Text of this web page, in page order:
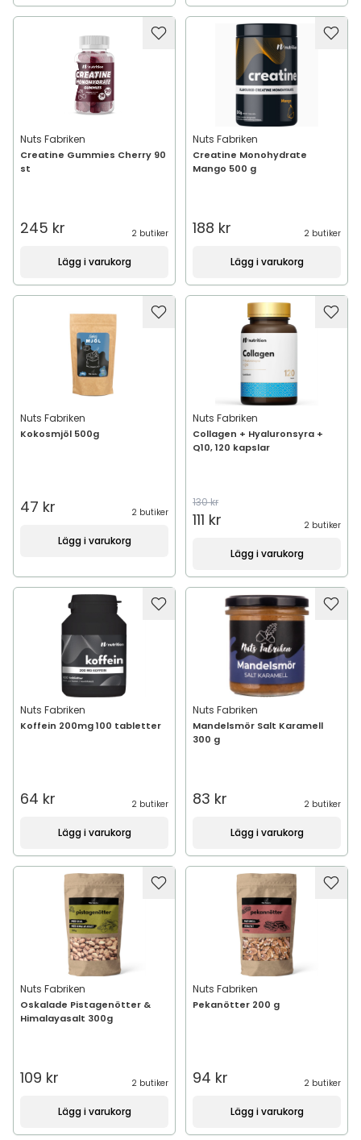
Nuts Fabriken
Creatine Gummies Cherry 90
st
245 kr 2 butiker
Lägg i varukorg
Nuts Fabriken
Creatine Monohydrate
Mango 500 g
188 kr 2 butiker
Lägg i varukorg
Nuts Fabriken
Kokosmjöl 500g
47 kr 2 butiker
Lägg i varukorg
Nuts Fabriken
Collagen + Hyaluronsyra +
Q10, 120 kapslar
130 kr
111 kr 2 butiker
Lägg i varukorg
Nuts Fabriken
Koffein 200mg 100 tabletter
64 kr 2 butiker
Lägg i varukorg
Nuts Fabriken
Mandelsmör Salt Karamell
300 g
83 kr 2 butiker
Lägg i varukorg
Nuts Fabriken
Oskalade Pistagenötter &
Himalayasalt 300g
109 kr 2 butiker
Lägg i varukorg
Nuts Fabriken
Pekanötter 200 g
94 kr 2 butiker
Lägg i varukorg